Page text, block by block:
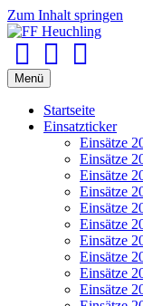
Zum Inhalt springen
Menü
Startseite
Einsatzticker
Einsätze
Einsätze
Einsätze
Einsätze
Einsätze
Einsätze
Einsätze
Einsätze
Einsätze
Einsätze